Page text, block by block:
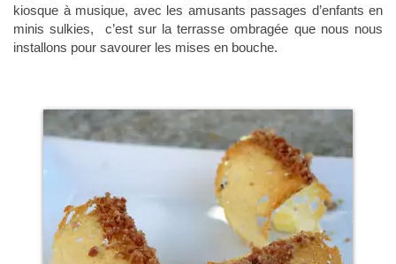
kiosque à musique, avec les amusants passages d’enfants en
minis sulkies, c’est sur la terrasse ombragée que nous nous
installons pour savourer les mises en bouche.